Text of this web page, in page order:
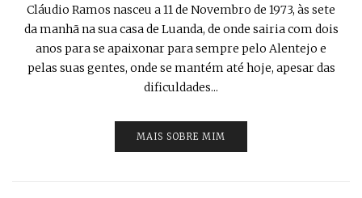
Cláudio Ramos nasceu a 11 de Novembro de 1973, às sete
da manhã na sua casa de Luanda, de onde sairia com dois
anos para se apaixonar para sempre pelo Alentejo e
pelas suas gentes, onde se mantém até hoje, apesar das
dificuldades...
MAIS SOBRE MIM